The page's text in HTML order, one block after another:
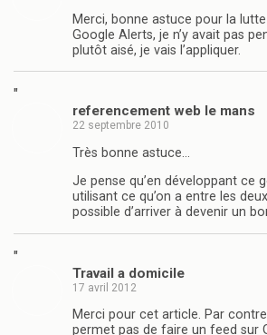
Merci, bonne astuce pour la
Google Alerts, je n’y avait pas
plutôt aisé, je vais l’appliquer.
"
referencement web le mans
22 septembre 2010
Très bonne astuce…
Je pense qu’en développant ce
utilisant ce qu’on a entre les
possible d’arriver à devenir un
"
Travail a domicile
17 avril 2012
Merci pour cet article. Par
permet pas de faire un feed sur